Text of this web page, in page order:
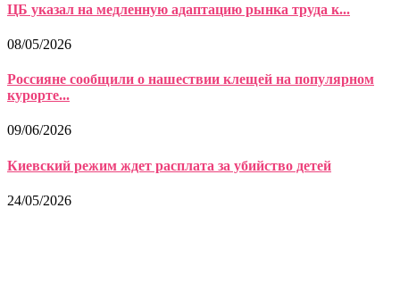
ЦБ указал на медленную адаптацию рынка труда к...
08/05/2026
Россияне сообщили о нашествии клещей на популярном
курорте...
09/06/2026
Киевский режим ждет расплата за убийство детей
24/05/2026